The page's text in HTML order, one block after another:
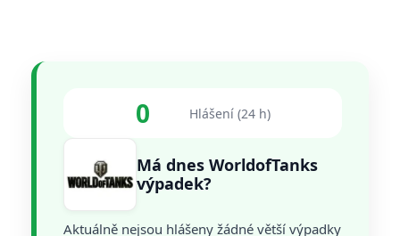
0 Hlášení (24 h)
Má dnes WorldofTanks
výpadek?
Aktuálně nejsou hlášeny žádné větší výpadky